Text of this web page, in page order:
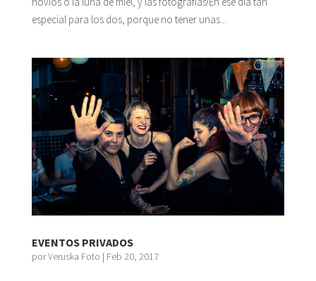
especial para los dos, porque no tener unas...
EVENTOS PRIVADOS
porVeruska Foto | Feb 20, 2017